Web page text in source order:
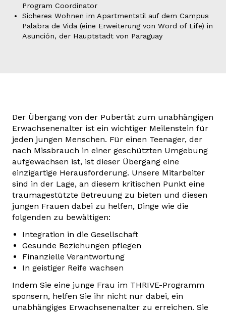
Program Coordinator
Sicheres Wohnen im Apartmentstil auf dem Campus
Palabra de Vida (eine Erweiterung von Word of Life) in
Asunción, der Hauptstadt von Paraguay
Der Übergang von der Pubertät zum unabhängigen
Erwachsenenalter ist ein wichtiger Meilenstein für
jeden jungen Menschen. Für einen Teenager, der
nach Missbrauch in einer geschützten Umgebung
aufgewachsen ist, ist dieser Übergang eine
einzigartige Herausforderung. Unsere Mitarbeiter
sind in der Lage, an diesem kritischen Punkt eine
traumagestützte Betreuung zu bieten und diesen
jungen Frauen dabei zu helfen, Dinge wie die
folgenden zu bewältigen:
Integration in die Gesellschaft
Gesunde Beziehungen pflegen
Finanzielle Verantwortung
In geistiger Reife wachsen
Indem Sie eine junge Frau im THRIVE-Programm
sponsern, helfen Sie ihr nicht nur dabei, ein
unabhängiges Erwachsenenalter zu erreichen. Sie